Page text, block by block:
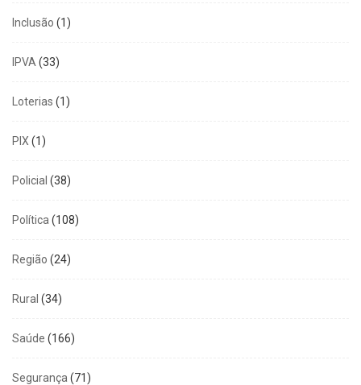
Inclusão (1)
IPVA (33)
Loterias (1)
PIX (1)
Policial (38)
Política (108)
Região (24)
Rural (34)
Saúde (166)
Segurança (71)